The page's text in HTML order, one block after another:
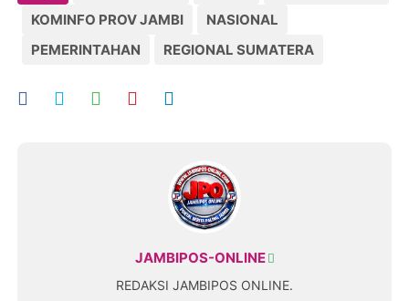
KOMINFO PROV JAMBI
NASIONAL
PEMERINTAHAN
REGIONAL SUMATERA
JAMBIPOS-ONLINE
REDAKSI JAMBIPOS ONLINE.